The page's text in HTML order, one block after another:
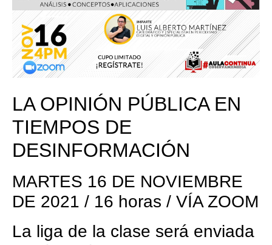
LA OPINIÓN PÚBLICA EN
TIEMPOS DE
DESINFORMACIÓN
MARTES 16 DE NOVIEMBRE
DE 2021 / 16 horas / VÍA ZOOM
La liga de la clase será enviada